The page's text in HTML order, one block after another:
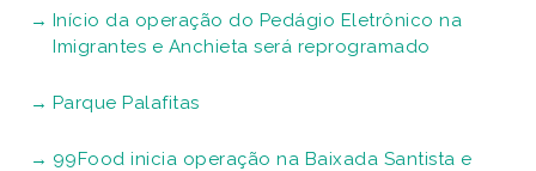
Início da operação do Pedágio Eletrônico na
Imigrantes e Anchieta será reprogramado
Parque Palafitas
99Food inicia operação na Baixada Santista e